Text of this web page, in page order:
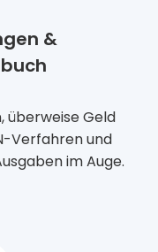
&
überweise Geld
Verfahren und
im Auge.